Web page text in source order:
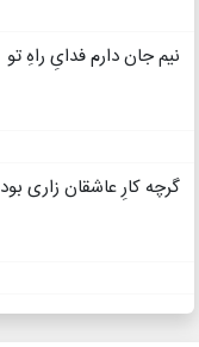
نیم جان دارم فدایِ راهِ تو
گرچه کارِ عاشقان زاری بود